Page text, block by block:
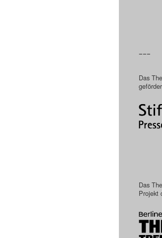
–––
Das
Das
Projekt